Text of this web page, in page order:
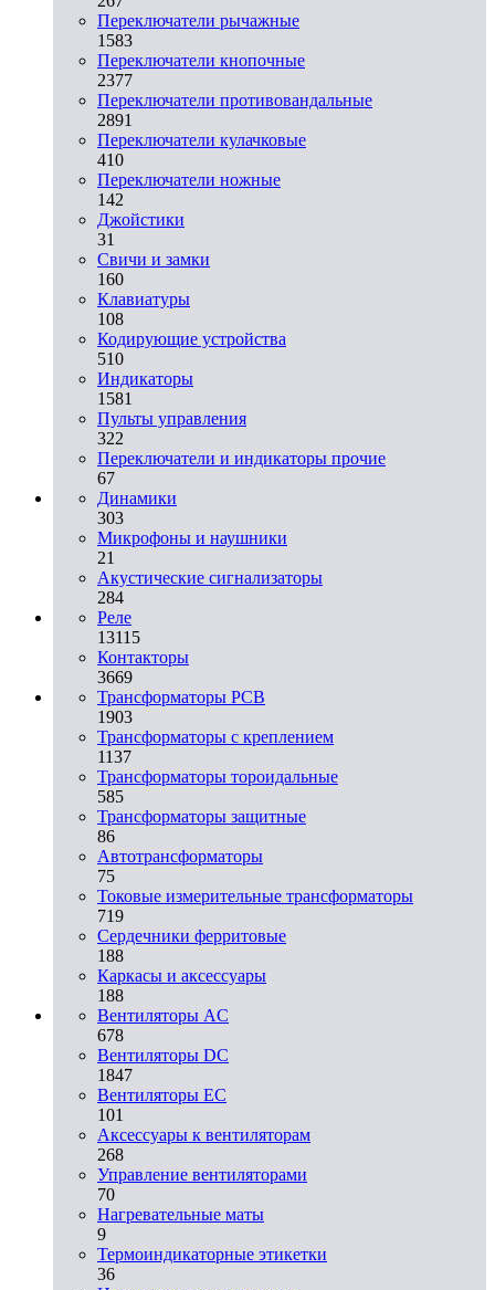
Переключатели рычажные
1583
Переключатели кнопочные
2377
Переключатели противовандальные
2891
Переключатели кулачковые
410
Переключатели ножные
142
Джойстики
31
Свичи и замки
160
Клавиатуры
108
Кодирующие устройства
510
Индикаторы
1581
Пульты управления
322
Переключатели и индикаторы прочие
67
Динамики
303
Микрофоны и наушники
21
Акустические сигнализаторы
284
Реле
13115
Контакторы
3669
Трансформаторы PCB
1903
Трансформаторы с креплением
1137
Трансформаторы тороидальные
585
Трансформаторы защитные
86
Автотрансформаторы
75
Токовые измерительные трансформаторы
719
Сердечники ферритовые
188
Каркасы и аксессуары
188
Вентиляторы AC
678
Вентиляторы DC
1847
Вентиляторы EC
101
Аксессуары к вентиляторам
268
Управление вентиляторами
70
Нагревательные маты
9
Термоиндикаторные этикетки
36